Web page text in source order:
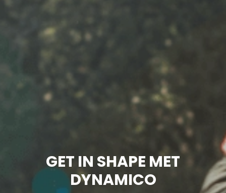
GET IN SHAPE MET
DYNAMICO